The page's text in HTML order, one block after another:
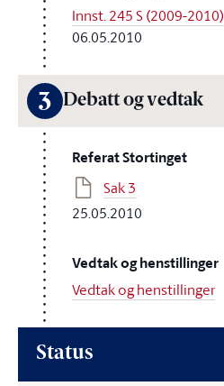
Innst. 245 S (2009-2010)
06.05.2010
3 Debatt og vedtak
Referat Stortinget
Sak 3
25.05.2010
Vedtak og henstillinger
Vedtak og henstillinger
Status